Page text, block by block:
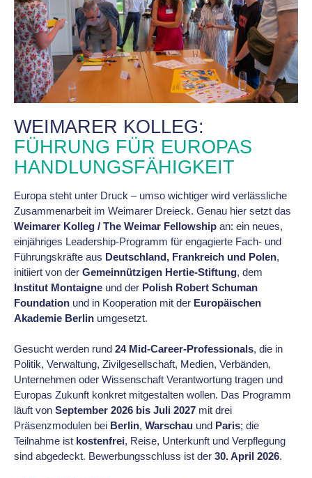
WEIMARER KOLLEG:
FÜHRUNG FÜR EUROPAS
HANDLUNGSFÄHIGKEIT
Europa steht unter Druck – umso wichtiger wird verlässliche
Zusammenarbeit im Weimarer Dreieck. Genau hier setzt das
Weimarer Kolleg / The Weimar Fellowship an: ein neues,
einjähriges Leadership-Programm für engagierte Fach- und
Führungskräfte aus Deutschland, Frankreich und Polen,
initiiert von der Gemeinnützigen Hertie-Stiftung, dem
Institut Montaigne und der Polish Robert Schuman
Foundation und in Kooperation mit der Europäischen
Akademie Berlin umgesetzt.
Gesucht werden rund 24 Mid-Career-Professionals, die in
Politik, Verwaltung, Zivilgesellschaft, Medien, Verbänden,
Unternehmen oder Wissenschaft Verantwortung tragen und
Europas Zukunft konkret mitgestalten wollen. Das Programm
läuft von September 2026 bis Juli 2027 mit drei
Präsenzmodulen bei Berlin, Warschau und Paris; die
Teilnahme ist kostenfrei, Reise, Unterkunft und Verpflegung
sind abgedeckt. Bewerbungsschluss ist der 30. April 2026.